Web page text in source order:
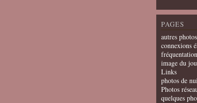
PAGES
autres
connexions
image du
Links
photos de
Photos
quelques